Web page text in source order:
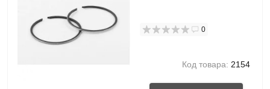
0
Код товара: 2154